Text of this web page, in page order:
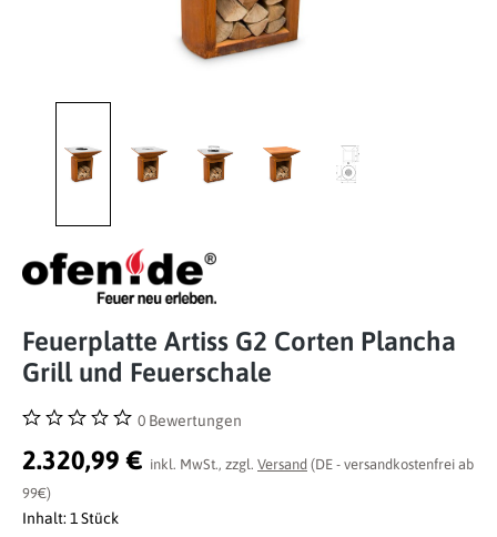
Feuerplatte Artiss G2 Corten Plancha
Grill und Feuerschale
Durchschnittliche Bewertung von 0 von 5 Sternen
0 Bewertungen
2.320,99 € inkl. MwSt., zzgl. Versand (DE - versandkostenfrei ab
99€)
Inhalt: 1 Stück